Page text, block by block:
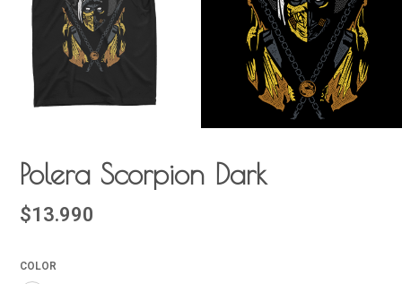
Polera Scorpion Dark
$13.990
COLOR